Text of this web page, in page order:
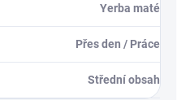
Yerba maté
Přes den / Práce
Střední obsah